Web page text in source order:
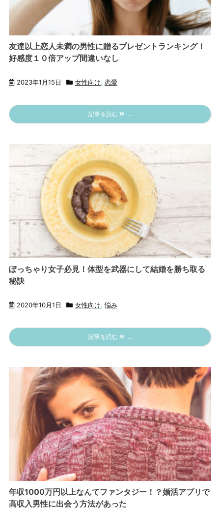
友達以上恋人未満の男性に贈るプレゼントランキング！
好感度１０倍アップ間違いなし
2023年1月15日 女性向け, 恋愛
記事を読む ...
ぽっちゃり女子必見！体型を武器にして結婚を勝ち取る
秘訣
2020年10月1日 女性向け,悩み
記事を読む ...
年収1000万円以上なんてファンタジー！？婚活アプリで
高収入男性に出会う方法があった